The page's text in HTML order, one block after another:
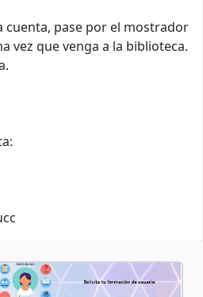
cuenta, pase por el mostrador
vez que venga a la biblioteca.